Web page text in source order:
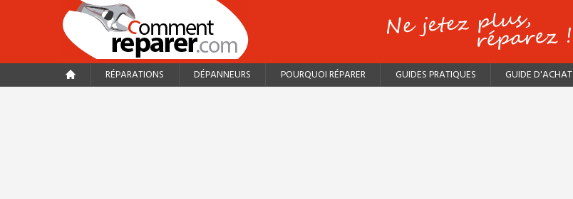
RÉPARATIONS DÉPANNEURS POURQUOI RÉPARER GUIDES PRATIQUES GUIDE D'ACHAT